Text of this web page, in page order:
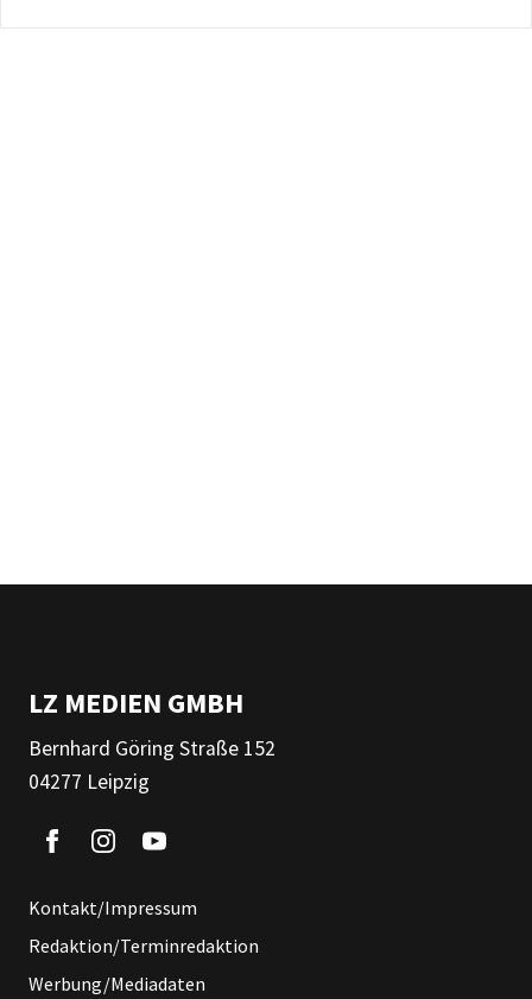
LZ MEDIEN GMBH
Bernhard Göring Straße 152
04277 Leipzig
Kontakt/Impressum
Redaktion/Terminredaktion
Werbung/Mediadaten